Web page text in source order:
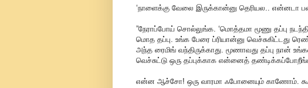
‘நாளைக்கு வேலை இருக்கான்னு தெரியல.. என்னடா
”நேராப்போய் சொல்லுங்க. ‘மொத்தமா மூணு தப்பு
மொத தப்பு. உங்க பேரை ப்ரியான்னு வெச்சுகிட்டது
அந்த ரைமிங் வந்திருக்காது. மூணாவது தப்பு நான்
வெச்சுட்டு ஒரு தப்புக்காக என்னைத்
என்ன ஆச்சோ! ஒரு வாரமா ஃபோனையும் காணோம்.